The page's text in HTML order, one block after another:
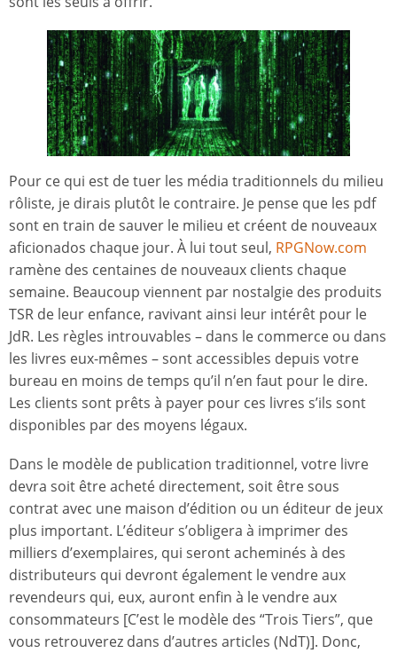
Pour ce qui est de tuer les média traditionnels du milieu
rôliste, je dirais plutôt le contraire. Je pense que les pdf
sont en train de sauver le milieu et créent de nouveaux
aficionados chaque jour. À lui tout seul, RPGNow.com
ramène des centaines de nouveaux clients chaque
semaine. Beaucoup viennent par nostalgie des produits
TSR de leur enfance, ravivant ainsi leur intérêt pour le
JdR. Les règles introuvables – dans le commerce ou dans
les livres eux-mêmes – sont accessibles depuis votre
bureau en moins de temps qu’il n’en faut pour le dire.
Les clients sont prêts à payer pour ces livres s’ils sont
disponibles par des moyens légaux.
Dans le modèle de publication traditionnel, votre livre
devra soit être acheté directement, soit être sous
contrat avec une maison d’édition ou un éditeur de jeux
plus important. L’éditeur s’obligera à imprimer des
milliers d’exemplaires, qui seront acheminés à des
distributeurs qui devront également le vendre aux
revendeurs qui, eux, auront enfin à le vendre aux
consommateurs [C’est le modèle des “Trois Tiers”, que
vous retrouverez dans d’autres articles (NdT)]. Donc,